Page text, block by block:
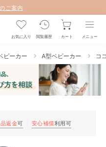
ご案内
お気に入り 閲覧履歴 カート メニュー
ビーカー A型ベビーカー コ
返金可 安心補償利用可